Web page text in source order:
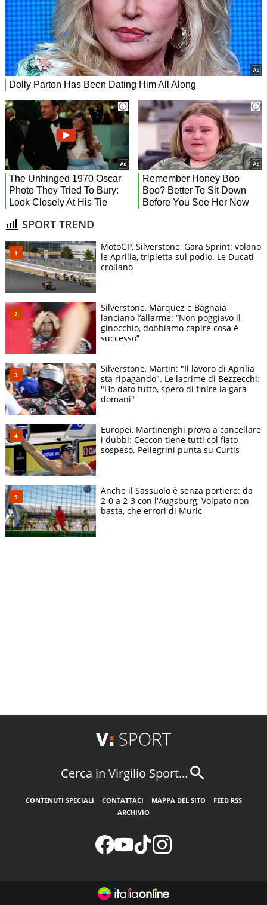
SPORT TREND
MotoGP, Silverstone, Gara Sprint: volano
le Aprilia, tripletta sul podio. Le Ducati
crollano
Silverstone, Marquez e Bagnaia
lanciano l’allarme: “Non poggiavo il
ginocchio, dobbiamo capire cosa è
successo”
Silverstone, Martin: "Il lavoro di Aprilia
sta ripagando". Le lacrime di Bezzecchi:
"Ho dato tutto, spero di finire la gara
domani"
Europei, Martinenghi prova a cancellare
i dubbi: Ceccon tiene tutti col fiato
sospeso. Pellegrini punta su Curtis
Anche il Sassuolo è senza portiere: da
2-0 a 2-3 con l'Augsburg, Volpato non
basta, che errori di Muric
Cerca in Virgilio Sport...
CONTENUTI SPECIALI CONTATTACI MAPPA DEL SITO
FEED RSS
ARCHIVIO